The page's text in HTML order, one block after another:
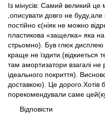
Із мінусів: Самий великий це
,описувати довго не
постійно є(ніяк не можно
пластикова «защелка» яка
стрьомно). Був глюк дисплею
краще не їздити.(відкиеться
там амортизатори взагалі
ідеального покриття).
доставкою). Це дорого.Хотів
порекомендували саме
Відповісти